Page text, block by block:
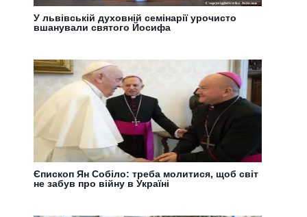
У львівській духовній семінарії урочисто
вшанували святого Йосифа
Єпископ Ян Собіло: треба молитися, щоб світ
не забув про війну в Україні